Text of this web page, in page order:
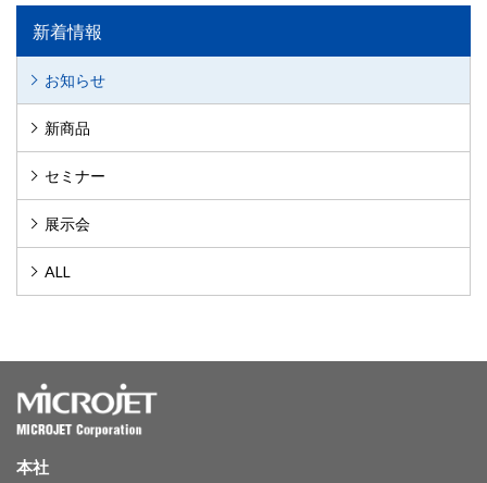
新着情報
お知らせ
新商品
セミナー
展示会
ALL
本社